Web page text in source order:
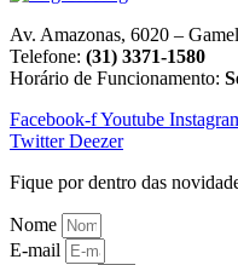
Av. Amazonas, 6020 –
Telefone: (31) 3371-1580
Horário de Funcionamento:
Facebook-fYoutube
Twitter Deezer
Fique por dentro das
Nome
E-mail